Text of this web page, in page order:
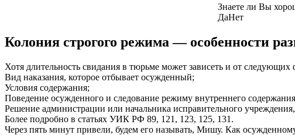
Знаете ли Вы
ДаНет
Колония строгого режима — особенности
Хотя длительность свидания в тюрьме может зависеть и от следующих
Вид наказания, которое отбывает осужденный;
Условия содержания;
Поведение осужденного и следование режиму внутреннего
Решение администрации или начальника исправительного
Более подробно в статьях УИК РФ 89, 121, 123, 125, 131.
Через пять минут привели, будем его называть, Мишу. Как